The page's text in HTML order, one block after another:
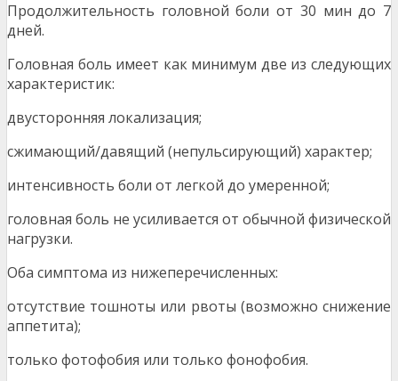
Продолжительность головной боли от 30 мин до 7
дней.
Головная боль имеет как минимум две из следую­щих
характеристик:
двусторонняя локализация;
сжимающий/давящий (непульсирующий) характер;
интенсивность боли от легкой до умеренной;
головная боль не усиливается от обычной физиче­ской
нагрузки.
Оба симптома из нижеперечисленных:
отсутствие тошноты или рвоты (возможно сниже­ние
аппетита);
только фотофобия или только фонофобия.